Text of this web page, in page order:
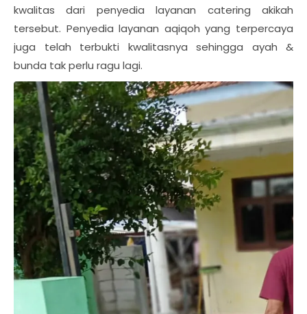
kwalitas dari penyedia layanan catering akikah
tersebut. Penyedia layanan aqiqoh yang terpercaya
juga telah terbukti kwalitasnya sehingga ayah &
bunda tak perlu ragu lagi.